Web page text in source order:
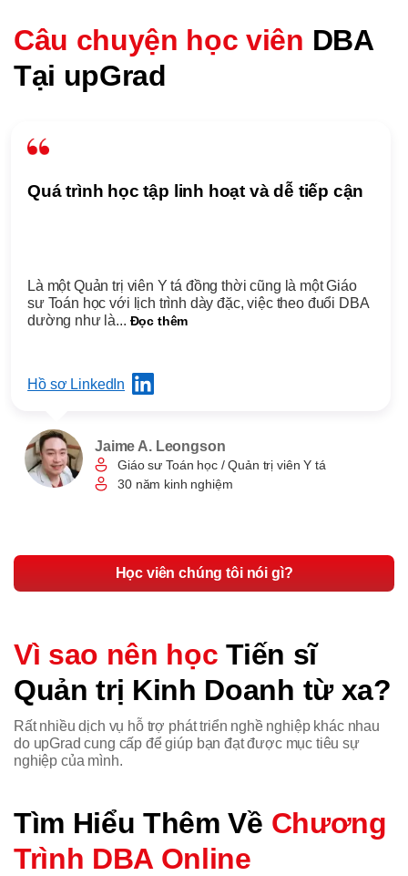
Câu chuyện học viên DBA
Tại upGrad
Quá trình học tập linh hoạt và dễ tiếp cận
Là một Quản trị viên Y tá đồng thời cũng là một Giáo
sư Toán học với lịch trình dày đặc, việc theo đuổi DBA
dường như là... Đọc thêm
Hồ sơ LinkedIn
Jaime A. Leongson
Giáo sư Toán học / Quản trị viên Y tá
30 năm kinh nghiệm
Học viên chúng tôi nói gì?
Vì sao nên học Tiến sĩ
Quản trị Kinh Doanh từ xa?
Rất nhiều dịch vụ hỗ trợ phát triển nghề nghiệp khác nhau
do upGrad cung cấp để giúp bạn đạt được mục tiêu sự
nghiệp của mình.
Tìm Hiểu Thêm Về Chương
Trình DBA Online